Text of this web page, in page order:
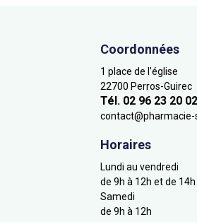
Coordonnées
1 place de l'église
22700 Perros-Guirec
Tél. 02 96 23 20 02
contact@
Horaires
Lundi au vendredi
de 9h à 12h et de 14h
Samedi
de 9h à 12h